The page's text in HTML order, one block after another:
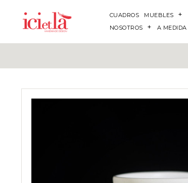
CUADROS MUEBLES
NOSOTROS
A MEDIDA